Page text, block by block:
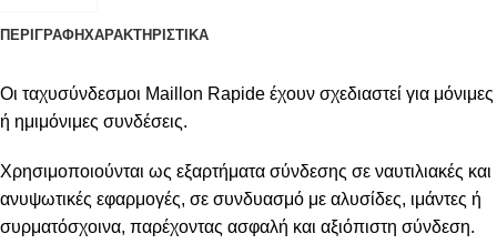
ΠΕΡΙΓΡΑΦΉΧΑΡΑΚΤΗΡΙΣΤΙΚΑ
Οι ταχυσύνδεσμοι Maillon Rapide έχουν σχεδιαστεί για μόνιμες
ή ημιμόνιμες συνδέσεις.
Χρησιμοποιούνται ως εξαρτήματα σύνδεσης σε ναυτιλιακές και
ανυψωτικές εφαρμογές, σε συνδυασμό με αλυσίδες, ιμάντες ή
συρματόσχοινα, παρέχοντας ασφαλή και αξιόπιστη σύνδεση.